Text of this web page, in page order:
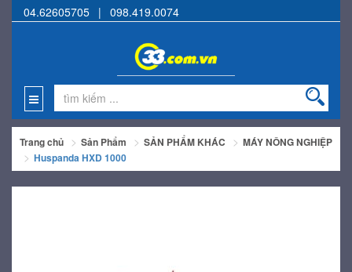
04.62605705 | 098.419.0074
Trang chủ Sản Phẩm SẢN PHẨM KHÁC
MÁY NÔNG NGHIỆP
Huspanda HXD 1000